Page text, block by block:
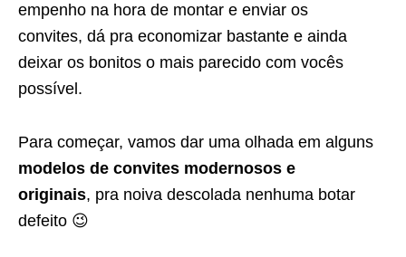
empenho na hora de montar e enviar os
convites, dá pra economizar bastante e ainda
deixar os bonitos o mais parecido com vocês
possível.
Para começar, vamos dar uma olhada em alguns
modelos de convites modernosos e
originais, pra noiva descolada nenhuma botar
defeito 😉